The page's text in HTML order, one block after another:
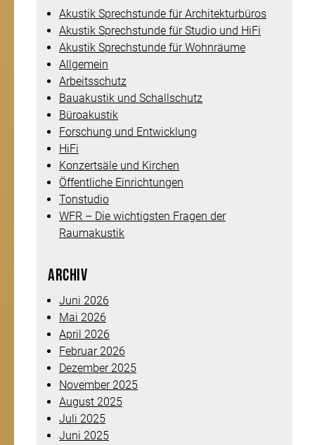
Akustik Sprechstunde für Architekturbüros
Akustik Sprechstunde für Studio und HiFi
Akustik Sprechstunde für Wohnräume
Allgemein
Arbeitsschutz
Bauakustik und Schallschutz
Büroakustik
Forschung und Entwicklung
HiFi
Konzertsäle und Kirchen
Öffentliche Einrichtungen
Tonstudio
WFR – Die wichtigsten Fragen der
Raumakustik
Archiv
Juni 2026
Mai 2026
April 2026
Februar 2026
Dezember 2025
November 2025
August 2025
Juli 2025
Juni 2025